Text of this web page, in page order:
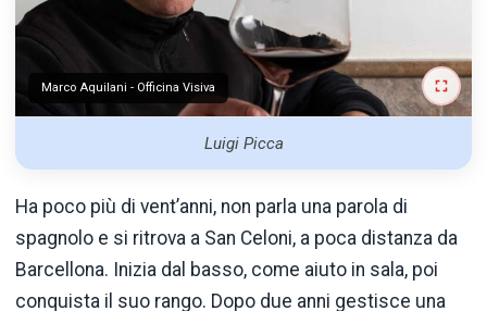
Marco Aquilani - Officina Visiva
Luigi Picca
Ha poco più di vent’anni, non parla una parola di
spagnolo e si ritrova a San Celoni, a poca distanza da
Barcellona. Inizia dal basso, come aiuto in sala, poi
conquista il suo rango. Dopo due anni gestisce una